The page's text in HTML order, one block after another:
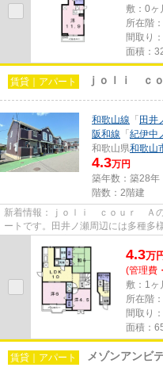
敷：0ヶ
所在階
間取り
面積：
賃貸｜アパート ｊｏｌｉ ｃ
和歌山線 「 田井
阪和線 「 紀伊中
和歌山県和歌山
4.3万円
築年数：築28年
階数：2階建
新着情報：ｊｏｌｉ ｃｏｕｒ Ａ
ートです。田井ノ瀬周辺には多種多
4.3万
(管理費
敷：1ヶ
所在階
間取り
面積：
賃貸｜アパート メゾンアンビ